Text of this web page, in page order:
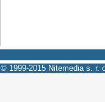
© 1999-2015 Nitemedia s. r.